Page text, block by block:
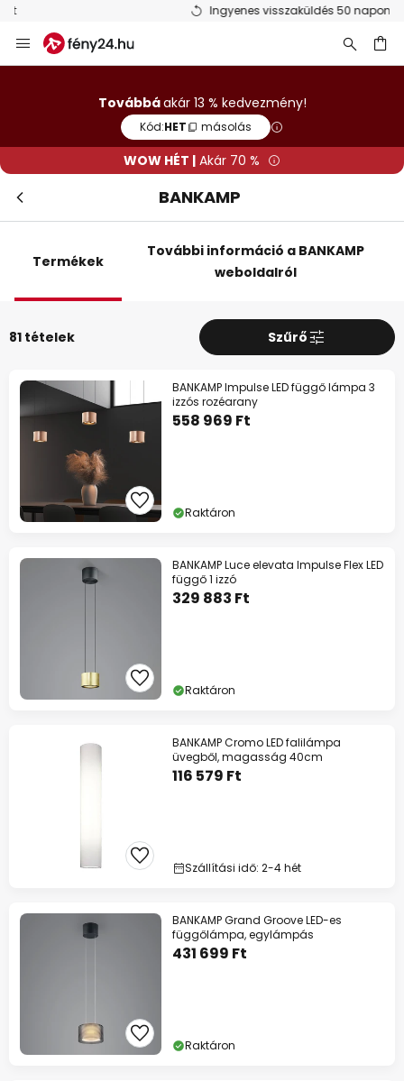
Ingyenes visszaküldés 50 napon belül
Ugrás
a
Továbbáakár 13 % kedvezmény!
Kód:HET másolás
WOW HÉT | Akár 70 %
BANKAMP
Termékek
További információ a BANKAMP
weboldalról
81 tételek Szűrő
BANKAMP Impulse LED függő lámpa 3
izzós rozéarany
558 969 Ft
Raktáron
BANKAMP Luce elevata Impulse Flex LED
függő 1 izzó
329 883 Ft
Raktáron
BANKAMP Cromo LED falilámpa
üvegből, magasság 40cm
116 579 Ft
Szállítási idő: 2-4 hét
BANKAMP Grand Groove LED-es
függőlámpa, egylámpás
431 699 Ft
Raktáron
WOW HÉT
10%
59 990 Ft felett
Kód:
*Mentes gyartok